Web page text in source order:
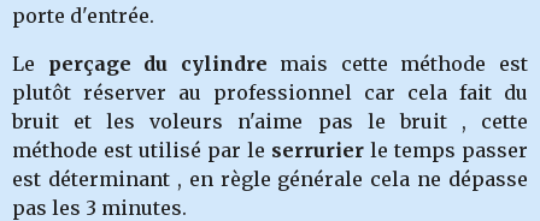
porte d'entrée.
Le perçage du cylindre mais cette méthode est
plutôt réserver au professionnel car cela fait du
bruit et les voleurs n'aime pas le bruit , cette
méthode est utilisé par le serrurier le temps passer
est déterminant , en règle générale cela ne dépasse
pas les 3 minutes.